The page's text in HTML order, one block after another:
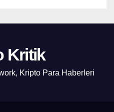
Kritik
Kripto Para Haberleri